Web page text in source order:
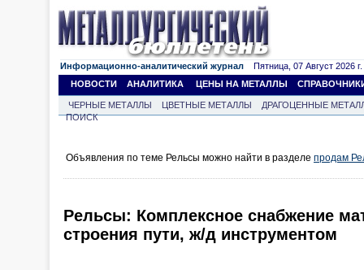
Информационно-аналитический журнал Пятница, 07 Август 2026 г.
НОВОСТИ
АНАЛИТИКА ЦЕНЫ НА МЕТАЛЛЫ
ЧЕРНЫЕ МЕТАЛЛЫ ЦВЕТНЫЕ МЕТАЛЛЫ
ДРАГОЦЕННЫЕ
ПОИСК
Объявления по теме Рельсы можно найти в разделе продам
Рельсы: Комплексное снабжение
строения пути, ж/д инструментом